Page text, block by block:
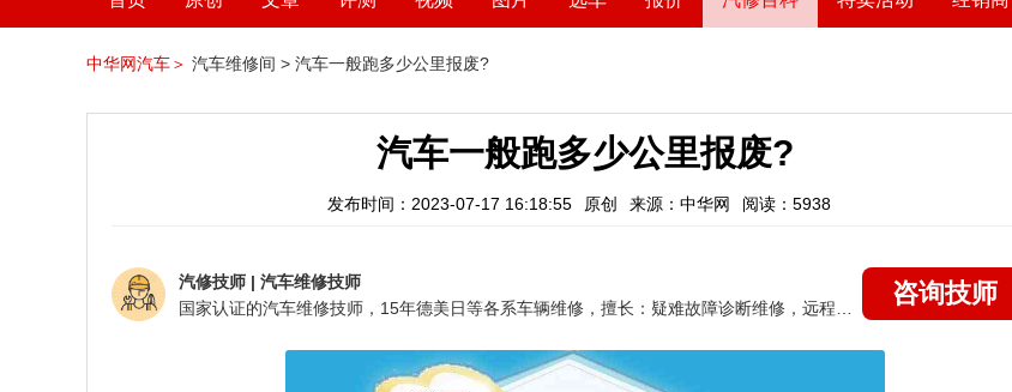
中华网汽车＞ 汽车维修间 > 汽车一般跑多少公里报废?
汽车一般跑多少公里报废?
发布时间：2023-07-17 16:18:55 原创 来源：中华网 阅读：5938
汽修技师 | 汽车维修技师
咨询技师